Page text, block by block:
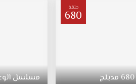
حلقة
680
680مدبلج مسلسل